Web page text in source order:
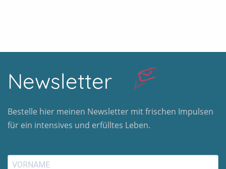
Newsletter
Bestelle hier meinen Newsletter mit frischen Impulsen
für ein intensives und erfülltes Leben.